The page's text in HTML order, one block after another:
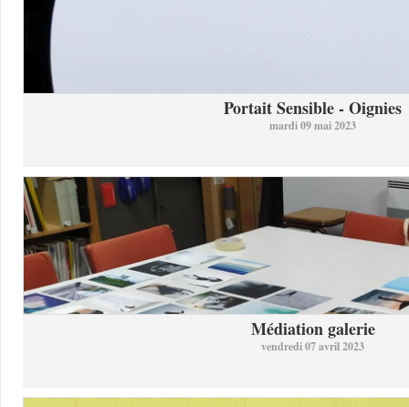
Portait Sensible - Oignies
mardi 09 mai 2023
Médiation galerie
vendredi 07 avril 2023